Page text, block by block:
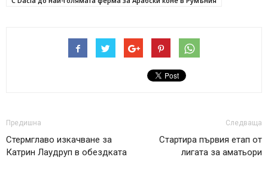
Предишна
Стермглаво изкачване за
Катрин Лаудруп в обездката
Следваща
Стартира първия етап от
лигата за аматьори